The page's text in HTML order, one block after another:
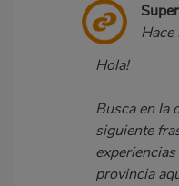
Hace
Hola!
Busca en la
siguiente
provincia